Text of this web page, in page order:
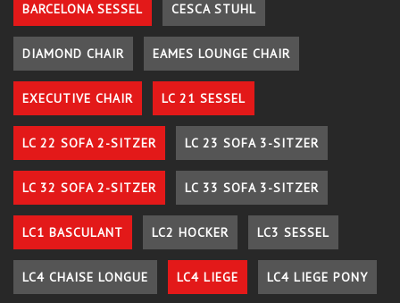
BARCELONA SESSEL CESCA STUHL
DIAMOND CHAIR EAMES LOUNGE CHAIR
EXECUTIVE CHAIR LC 21 SESSEL
LC 22 SOFA 2-SITZER LC 23 SOFA 3-SITZER
LC 32 SOFA 2-SITZER LC 33 SOFA 3-SITZER
LC1 BASCULANT LC2 HOCKER LC3 SESSEL
LC4 CHAISE LONGUE LC4 LIEGE LC4 LIEGE PONY